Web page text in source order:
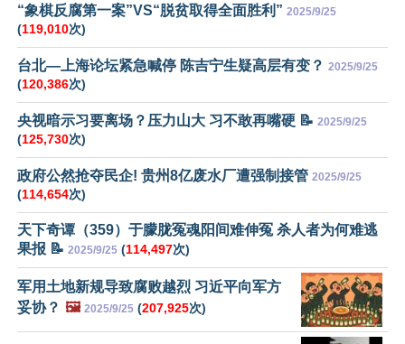
“象棋反腐第一案”VS“脱贫取得全面胜利” 2025/9/25
(119,010次)
台北—上海论坛紧急喊停 陈吉宁生疑高层有变？ 2025/9/25
(120,386次)
央视暗示习要离场？压力山大 习不敢再嘴硬 📝 2025/9/25
(125,730次)
政府公然抢夺民企! 贵州8亿废水厂遭强制接管 2025/9/25
(114,654次)
天下奇谭（359）于朦胧冤魂阳间难伸冤 杀人者为何难逃
果报 📝 2025/9/25 (114,497次)
军用土地新规导致腐败越烈 习近平向军方
妥协？ 🖼️ 2025/9/25 (207,925次)